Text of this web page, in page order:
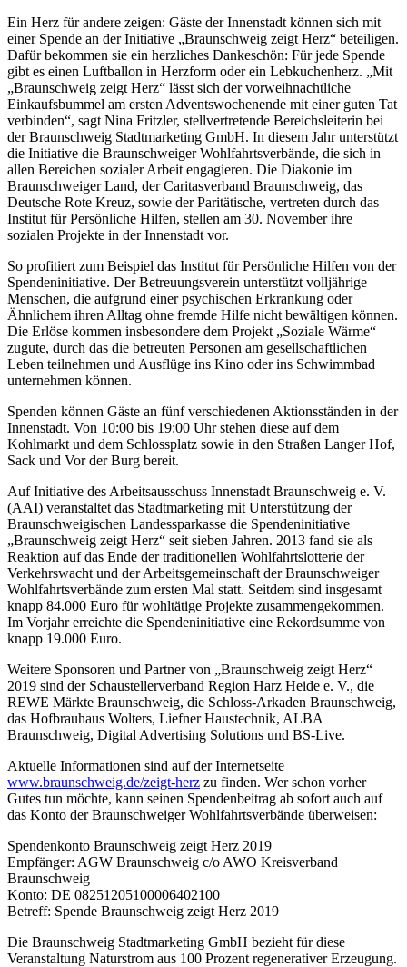
Ein Herz für andere zeigen: Gäste der Innenstadt können sich mit
einer Spende an der Initiative „Braunschweig zeigt Herz“ beteiligen.
Dafür bekommen sie ein herzliches Dankeschön: Für jede Spende
gibt es einen Luftballon in Herzform oder ein Lebkuchenherz. „Mit
„Braunschweig zeigt Herz“ lässt sich der vorweihnachtliche
Einkaufsbummel am ersten Adventswochenende mit einer guten Tat
verbinden“, sagt Nina Fritzler, stellvertretende Bereichsleiterin bei
der Braunschweig Stadtmarketing GmbH. In diesem Jahr unterstützt
die Initiative die Braunschweiger Wohlfahrtsverbände, die sich in
allen Bereichen sozialer Arbeit engagieren. Die Diakonie im
Braunschweiger Land, der Caritasverband Braunschweig, das
Deutsche Rote Kreuz, sowie der Paritätische, vertreten durch das
Institut für Persönliche Hilfen, stellen am 30. November ihre
sozialen Projekte in der Innenstadt vor.
So profitiert zum Beispiel das Institut für Persönliche Hilfen von der
Spendeninitiative. Der Betreuungsverein unterstützt volljährige
Menschen, die aufgrund einer psychischen Erkrankung oder
Ähnlichem ihren Alltag ohne fremde Hilfe nicht bewältigen können.
Die Erlöse kommen insbesondere dem Projekt „Soziale Wärme“
zugute, durch das die betreuten Personen am gesellschaftlichen
Leben teilnehmen und Ausflüge ins Kino oder ins Schwimmbad
unternehmen können.
Spenden können Gäste an fünf verschiedenen Aktionsständen in der
Innenstadt. Von 10:00 bis 19:00 Uhr stehen diese auf dem
Kohlmarkt und dem Schlossplatz sowie in den Straßen Langer Hof,
Sack und Vor der Burg bereit.
Auf Initiative des Arbeitsausschuss Innenstadt Braunschweig e. V.
(AAI) veranstaltet das Stadtmarketing mit Unterstützung der
Braunschweigischen Landessparkasse die Spendeninitiative
„Braunschweig zeigt Herz“ seit sieben Jahren. 2013 fand sie als
Reaktion auf das Ende der traditionellen Wohlfahrtslotterie der
Verkehrswacht und der Arbeitsgemeinschaft der Braunschweiger
Wohlfahrtsverbände zum ersten Mal statt. Seitdem sind insgesamt
knapp 84.000 Euro für wohltätige Projekte zusammengekommen.
Im Vorjahr erreichte die Spendeninitiative eine Rekordsumme von
knapp 19.000 Euro.
Weitere Sponsoren und Partner von „Braunschweig zeigt Herz“
2019 sind der Schaustellerverband Region Harz Heide e. V., die
REWE Märkte Braunschweig, die Schloss-Arkaden Braunschweig,
das Hofbrauhaus Wolters, Liefner Haustechnik, ALBA
Braunschweig, Digital Advertising Solutions und BS-Live.
Aktuelle Informationen sind auf der Internetseite
www.braunschweig.de/zeigt-herz zu finden. Wer schon vorher
Gutes tun möchte, kann seinen Spendenbeitrag ab sofort auch auf
das Konto der Braunschweiger Wohlfahrtsverbände überweisen:
Spendenkonto Braunschweig zeigt Herz 2019
Empfänger: AGW Braunschweig c/o AWO Kreisverband
Braunschweig
Konto: DE 08251205100006402100
Betreff: Spende Braunschweig zeigt Herz 2019
Die Braunschweig Stadtmarketing GmbH bezieht für diese
Veranstaltung Naturstrom aus 100 Prozent regenerativer Erzeugung.